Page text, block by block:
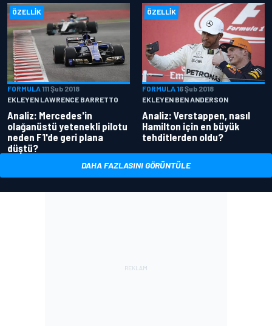
ÖZELLIK
FORMULA 111 Şub 2018
EKLEYEN LAWRENCE BARRETTO
Analiz: Mercedes'in
olağanüstü yetenekli pilotu
neden F1'de geri plana
düştü?
ÖZELLIK
FORMULA 16 Şub 2018
EKLEYEN BEN ANDERSON
Analiz: Verstappen, nasıl
Hamilton için en büyük
tehditlerden oldu?
DAHA FAZLASINI GÖRÜNTÜLE